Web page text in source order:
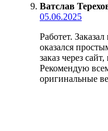
Ватслав
05.06.2025
Работет.
оказался
заказ через
Рекомендую
оригинальные